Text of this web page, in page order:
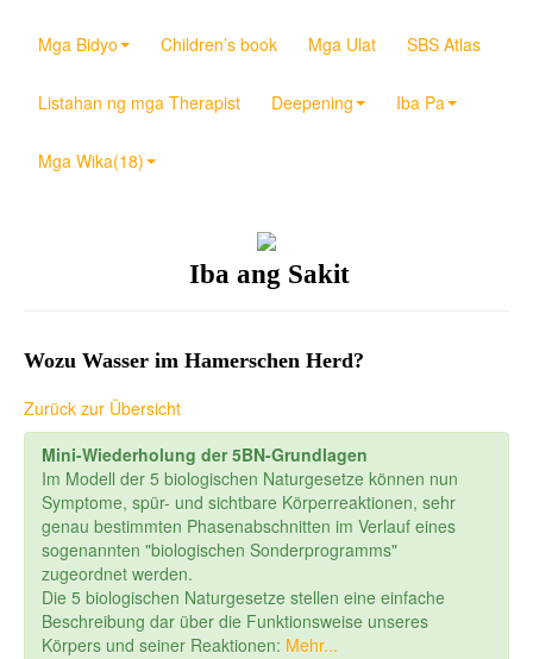
Mga Bidyo Children’s book Mga Ulat SBS Atlas
Listahan ng mga Therapist Deepening Iba Pa
Mga Wika(18)
Iba ang Sakit
Wozu Wasser im Hamerschen Herd?
Zurück zur Übersicht
Mini-Wiederholung der 5BN-Grundlagen
Im Modell der 5 biologischen Naturgesetze können nun
Symptome, spür- und sichtbare Körperreaktionen, sehr
genau bestimmten Phasenabschnitten im Verlauf eines
sogenannten "biologischen Sonderprogramms"
zugeordnet werden.
Die 5 biologischen Naturgesetze stellen eine einfache
Beschreibung dar über die Funktionsweise unseres
Körpers und seiner Reaktionen: Mehr...